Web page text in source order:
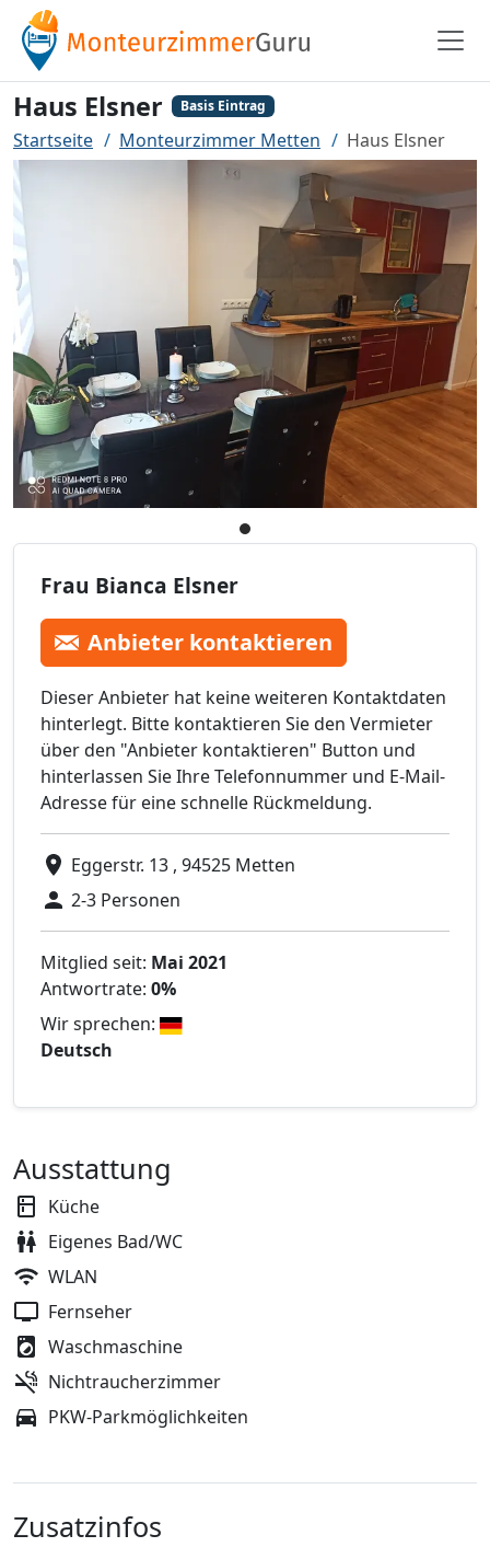
Haus Elsner Basis Eintrag
Startseite Monteurzimmer Metten Haus Elsner
Frau Bianca Elsner
Anbieter kontaktieren
Dieser Anbieter hat keine weiteren Kontaktdaten
hinterlegt. Bitte kontaktieren Sie den Vermieter
über den "Anbieter kontaktieren" Button und
hinterlassen Sie Ihre Telefonnummer und E-Mail-
Adresse für eine schnelle Rückmeldung.
Eggerstr. 13 , 94525 Metten
2-3 Personen
Mitglied seit: Mai 2021
Antwortrate: 0%
Wir sprechen:
Deutsch
Ausstattung
Küche
Eigenes Bad/WC
WLAN
Fernseher
Waschmaschine
Nichtraucherzimmer
PKW-Parkmöglichkeiten
Zusatzinfos